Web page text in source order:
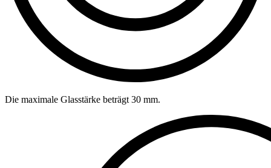
Die maximale Glasstärke beträgt 30 mm.